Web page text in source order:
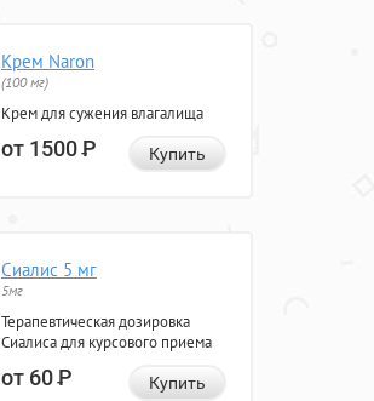
Крем Naron
(100 мг)
Крем для сужения влагалища
от 1500Р Купить
Сиалис 5 мг
5мг
Терапевтическая дозировка
Сиалиса для курсового приема
от 60Р Купить